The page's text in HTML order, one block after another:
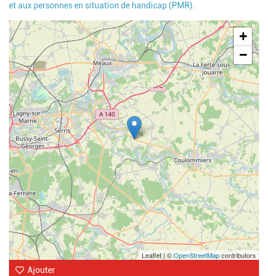
et aux personnes en situation de handicap (PMR).
Geolocalisation
+
−
Leaflet | ©OpenStreetMapcontributors
Ajouter